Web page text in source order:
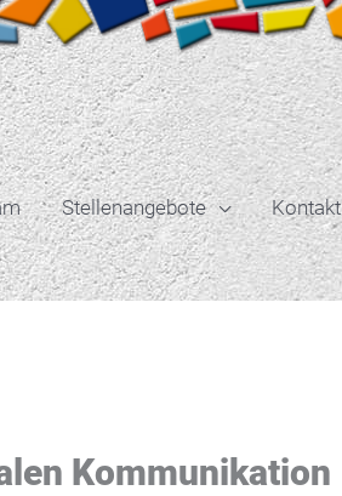
Stellenangebote Kontakt
Kommunikation